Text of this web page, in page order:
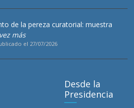
de la pereza curatorial: muestra
más
el 27/07/2026
Desde la
Presidencia